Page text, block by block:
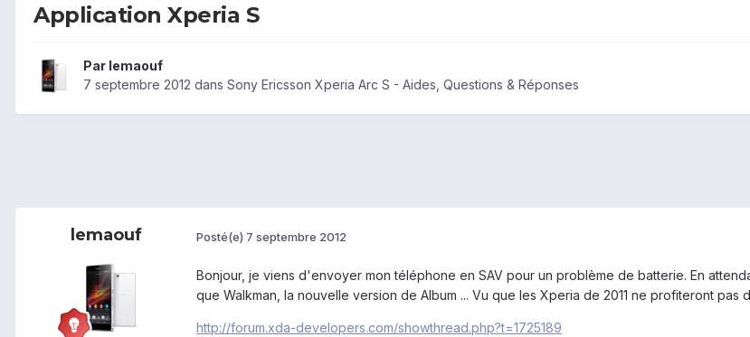
Application Xperia S
Par lemaouf
7 septembre 2012 dans Sony Ericsson Xperia Arc S - Aides, Questions & Réponses
lemaouf Posté(e) 7 septembre 2012
Bonjour, je viens d'envoyer mon téléphone en SAV pour un problème de batterie. En
que Walkman, la nouvelle version de Album ... Vu que les Xperia de 2011 ne profiteront pas
http://forum.xda-developers.com/showthread.php?t=1725189